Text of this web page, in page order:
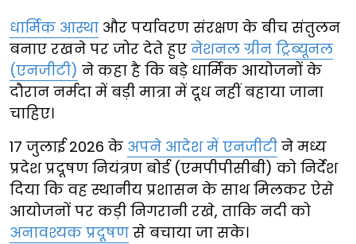
धार्मिक आस्था और पर्यावरण संरक्षण के बीच संतुलन
बनाए रखने पर जोर देते हुए नेशनल ग्रीन ट्रिब्यूनल
(एनजीटी) ने कहा है कि बड़े धार्मिक आयोजनों के
दौरान नर्मदा में बड़ी मात्रा में दूध नहीं बहाया जाना
चाहिए।
17 जुलाई 2026 के अपने आदेश में एनजीटी ने मध्य
प्रदेश प्रदूषण नियंत्रण बोर्ड (एमपीपीसीबी) को निर्देश
दिया कि वह स्थानीय प्रशासन के साथ मिलकर ऐसे
आयोजनों पर कड़ी निगरानी रखे, ताकि नदी को
अनावश्यक प्रदूषण से बचाया जा सके।